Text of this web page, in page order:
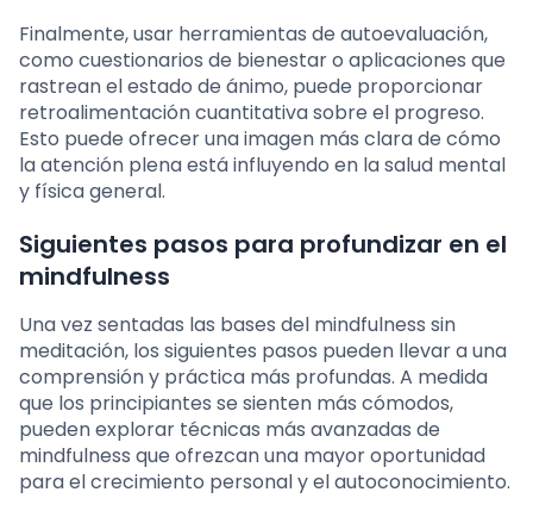
Finalmente, usar herramientas de autoevaluación,
como cuestionarios de bienestar o aplicaciones que
rastrean el estado de ánimo, puede proporcionar
retroalimentación cuantitativa sobre el progreso.
Esto puede ofrecer una imagen más clara de cómo
la atención plena está influyendo en la salud mental
y física general.
Siguientes pasos para profundizar en el
mindfulness
Una vez sentadas las bases del mindfulness sin
meditación, los siguientes pasos pueden llevar a una
comprensión y práctica más profundas. A medida
que los principiantes se sienten más cómodos,
pueden explorar técnicas más avanzadas de
mindfulness que ofrezcan una mayor oportunidad
para el crecimiento personal y el autoconocimiento.